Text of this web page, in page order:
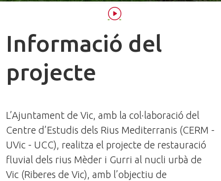
Informació del
projecte
L’Ajuntament de Vic, amb la col·laboració del
Centre d’Estudis dels Rius Mediterranis (CERM -
UVic - UCC), realitza el projecte de restauració
fluvial dels rius Mèder i Gurri al nucli urbà de
Vic (Riberes de Vic), amb l’objectiu de